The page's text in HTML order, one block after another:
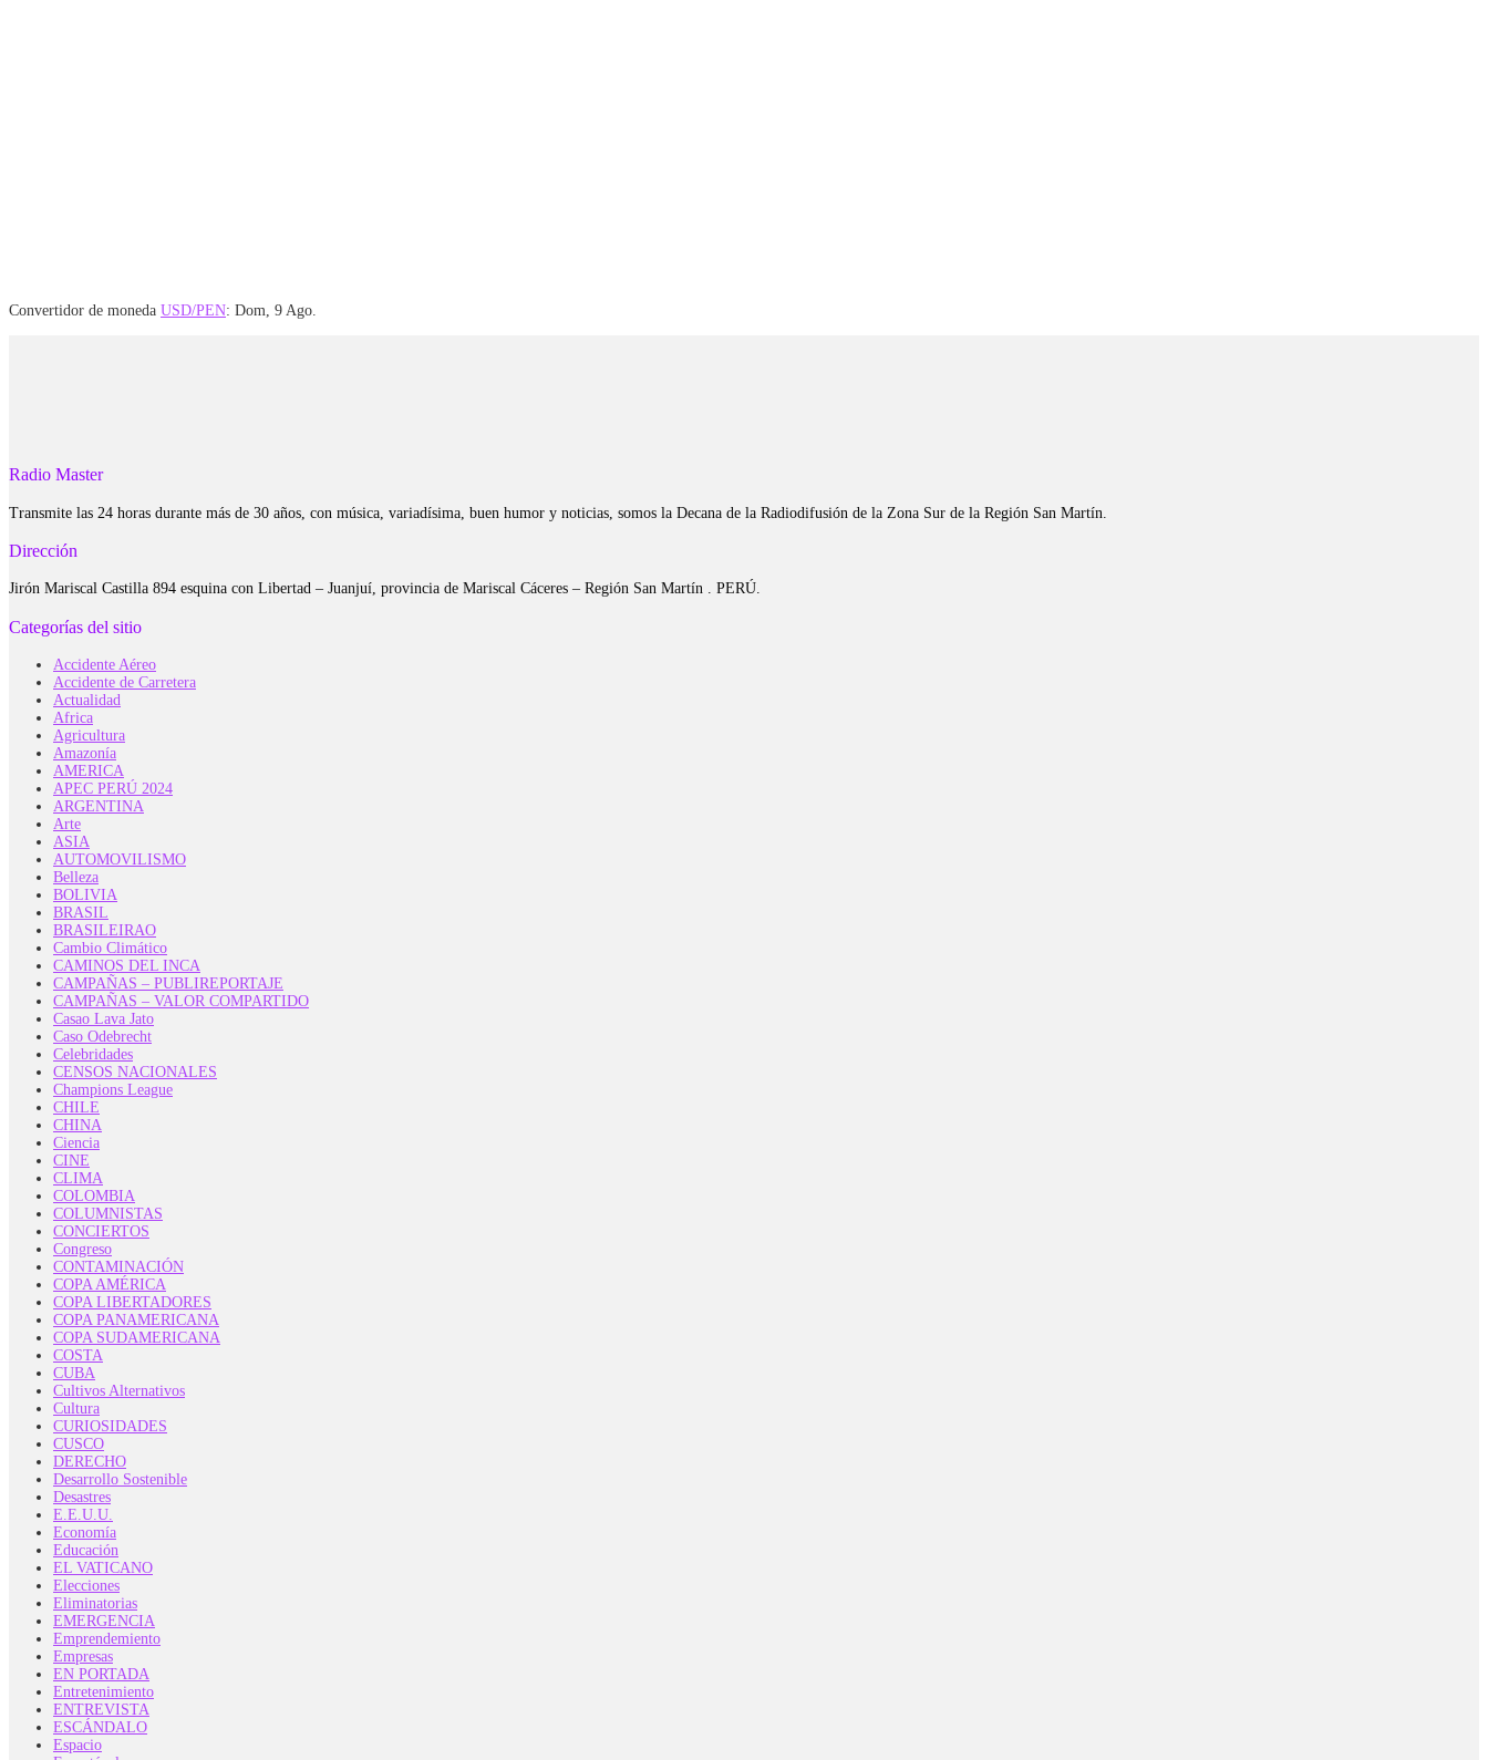
Convertidor de moneda USD/PEN: Dom, 9 Ago.
Radio Master
Transmite las 24 horas durante más de 30 años, con música, variadísima, buen humor y noticias, somos la Decana de la Radiodifusión de la Zona Sur de la Región San Martín.
Dirección
Jirón Mariscal Castilla 894 esquina con Libertad – Juanjuí, provincia de Mariscal Cáceres – Región San Martín . PERÚ.
Categorías del sitio
Accidente Aéreo
Accidente de Carretera
Actualidad
Africa
Agricultura
Amazonía
AMERICA
APEC PERÚ 2024
ARGENTINA
Arte
ASIA
AUTOMOVILISMO
Belleza
BOLIVIA
BRASIL
BRASILEIRAO
Cambio Climático
CAMINOS DEL INCA
CAMPAÑAS – PUBLIREPORTAJE
CAMPAÑAS – VALOR COMPARTIDO
Casao Lava Jato
Caso Odebrecht
Celebridades
CENSOS NACIONALES
Champions League
CHILE
CHINA
Ciencia
CINE
CLIMA
COLOMBIA
COLUMNISTAS
CONCIERTOS
Congreso
CONTAMINACIÓN
COPA AMÉRICA
COPA LIBERTADORES
COPA PANAMERICANA
COPA SUDAMERICANA
COSTA
CUBA
Cultivos Alternativos
Cultura
CURIOSIDADES
CUSCO
DERECHO
Desarrollo Sostenible
Desastres
E.E.U.U.
Economía
Educación
EL VATICANO
Elecciones
Eliminatorias
EMERGENCIA
Emprendemiento
Empresas
EN PORTADA
Entretenimiento
ENTREVISTA
ESCÁNDALO
Espacio